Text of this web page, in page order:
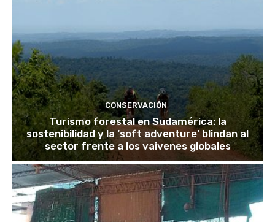
CONSERVACIÓN
Turismo forestal en Sudamérica: la
sostenibilidad y la ‘soft adventure’ blindan al
sector frente a los vaivenes globales